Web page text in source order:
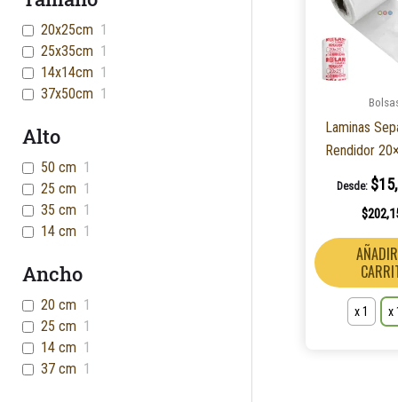
20x25cm 1
25x35cm 1
14x14cm 1
37x50cm 1
Alto
50 cm 1
25 cm 1
35 cm 1
14 cm 1
Ancho
20 cm 1
25 cm 1
14 cm 1
37 cm 1
Laminas
Rendidor
Desde: $
$
x 1 x